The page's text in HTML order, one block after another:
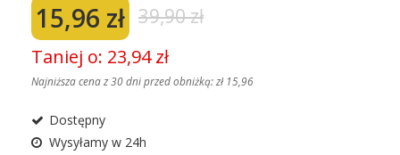
15,96 zł 39,90 zł
Taniej o: 23,94 zł
Najniższa cena z 30 dni przed obniżką:zł 15,96
Dostępny
Wysyłamy w 24h